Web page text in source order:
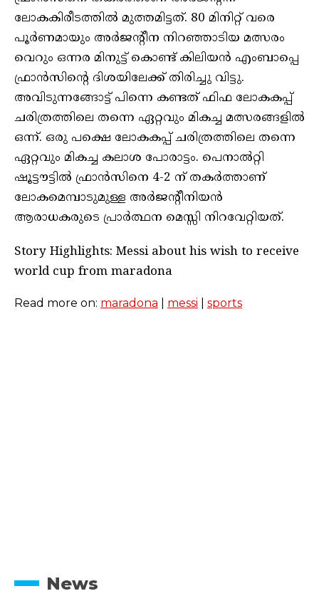
ലോകകിരീടത്തിൽ മുത്തമിട്ടത്. 80 മിനിറ്റ് വരെ
പൂർണമായും അർജന്റീന നിറഞ്ഞാടിയ മത്സരം
വെറും ഒന്നര മിനുട്ട് കൊണ്ട് കിലിയൻ എംബാപ്പെ
ഫ്രാൻസിന്റെ ദിശയിലേക്ക് തിരിച്ചു വിട്ടു.
അവിടുന്നങ്ങോട്ട് പിന്നെ കണ്ടത് ഫിഫ ലോകകപ്പ്
ചരിത്രത്തിലെ തന്നെ ഏറ്റവും മികച്ച മത്സരങ്ങളിൽ
ഒന്ന്. ഒരു പക്ഷെ ലോകകപ്പ് ചരിത്രത്തിലെ തന്നെ
ഏറ്റവും മികച്ച കലാശ പോരാട്ടം. പെനാല്‍റ്റി
ഷൂട്ടൗട്ടില്‍ ഫ്രാന്‍സിനെ 4-2 ന് തകര്‍ത്താണ്
ലോകമെമ്പാടുമുള്ള അര്‍ജന്റീനിയന്‍
ആരാധകരുടെ പ്രാര്‍ത്ഥന മെസ്സി നിറവേറ്റിയത്.
Story Highlights: Messi about his wish to receive
world cup from maradona
Read more on: maradona messi sports
News